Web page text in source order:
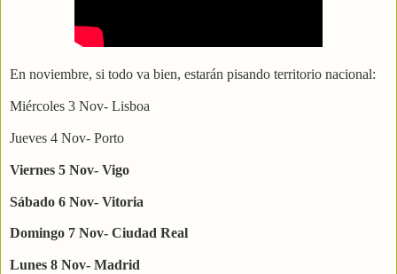
En noviembre, si todo va bien, estarán pisando territorio nacional:
Miércoles 3 Nov- Lisboa
Jueves 4 Nov- Porto
Viernes 5 Nov- Vigo
Sábado 6 Nov- Vitoria
Domingo 7 Nov- Ciudad Real
Lunes 8 Nov- Madrid